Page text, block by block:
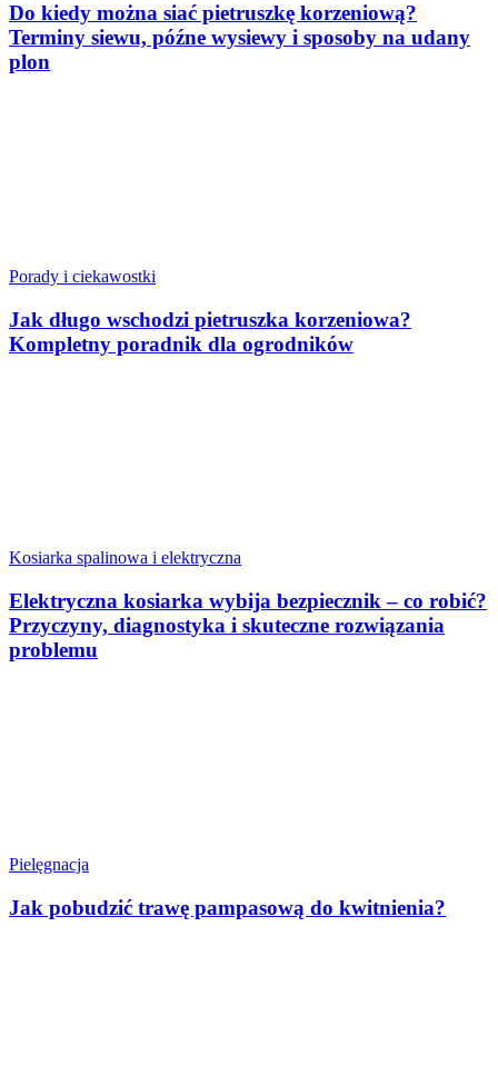
Do kiedy można siać pietruszkę korzeniową?
Terminy siewu, późne wysiewy i sposoby na udany
plon
Porady i ciekawostki
Jak długo wschodzi pietruszka korzeniowa?
Kompletny poradnik dla ogrodników
Kosiarka spalinowa i elektryczna
Elektryczna kosiarka wybija bezpiecznik – co robić?
Przyczyny, diagnostyka i skuteczne rozwiązania
problemu
Pielęgnacja
Jak pobudzić trawę pampasową do kwitnienia?